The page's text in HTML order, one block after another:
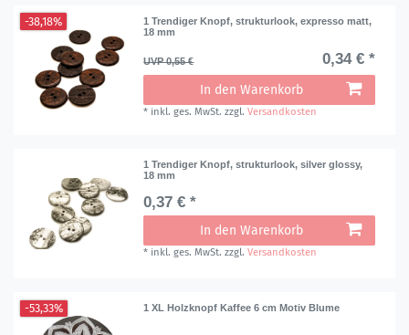
-38,18%
1 Trendiger Knopf, strukturlook, expresso matt,
18 mm
UVP 0,55 € 0,34 € *
In den Warenkorb
* inkl. ges. MwSt. zzgl.Versandkosten
1 Trendiger Knopf, strukturlook, silver glossy,
18 mm
0,37 € *
In den Warenkorb
* inkl. ges. MwSt. zzgl.Versandkosten
-53,33% 1 XL Holzknopf Kaffee 6 cm Motiv Blume